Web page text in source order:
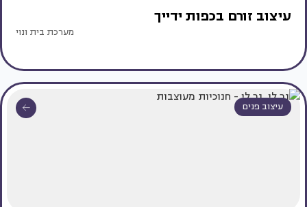
עיצוב זורם בכפות ידייך
מערכת בית ונוי
עיצוב פנים